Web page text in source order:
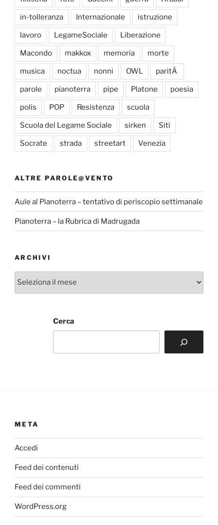
in-tolleranza Internazionale istruzione
lavoro LegameSociale Liberazione
Macondo makkox memoria morte
musica noctua nonni OWL paritÃ
parole pianoterra pipe Platone poesia
polis POP Resistenza scuola
Scuola del Legame Sociale sirken Siti
Socrate strada streetart Venezia
ALTRE PAROLE@VENTO
Aule al Pianoterra – tentativo di periscopio settimanale
Pianoterra – la Rubrica di Madrugada
ARCHIVI
Cerca
META
Accedi
Feed dei contenuti
Feed dei commenti
WordPress.org